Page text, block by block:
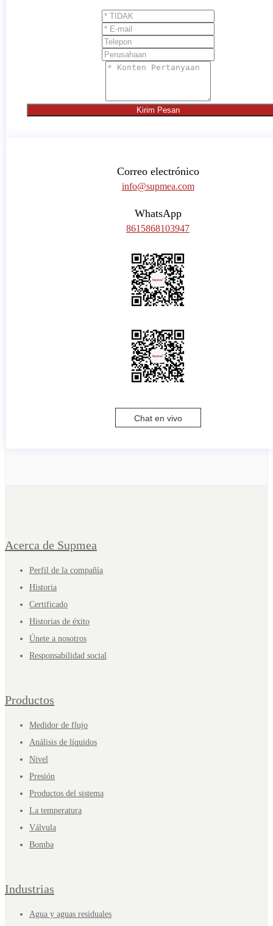
Kirim Pesan
Correo electrónico
info@supmea.com
WhatsApp
8615868103947
Chat en vivo
Acerca de Supmea
Perfil de la compañía
Historia
Certificado
Historias de éxito
Únete a nosotros
Responsabilidad social
Productos
Medidor de flujo
Análisis de líquidos
Nivel
Presión
Productos del sistema
La temperatura
Válvula
Bomba
Industrias
Agua y aguas residuales